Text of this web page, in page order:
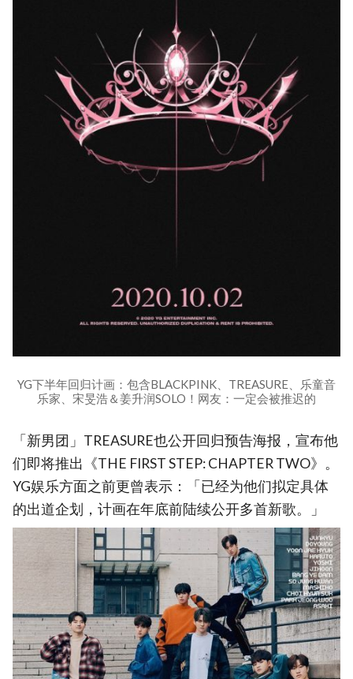
YG下半年回归计画：包含BLACKPINK、TREASURE、乐童音
乐家、宋旻浩＆姜升润SOLO！网友：一定会被推迟的
「新男团」TREASURE也公开回归预告海报，宣布他
们即将推出《THE FIRST STEP: CHAPTER TWO》。
YG娱乐方面之前更曾表示：「已经为他们拟定具体
的出道企划，计画在年底前陆续公开多首新歌。」